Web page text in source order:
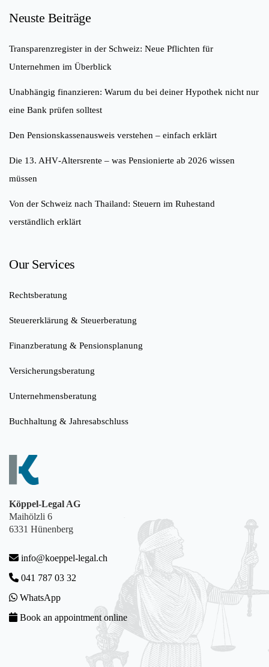
Neuste Beiträge
Transparenzregister in der Schweiz: Neue Pflichten für
Unternehmen im Überblick
Unabhängig finanzieren: Warum du bei deiner Hypothek nicht nur
eine Bank prüfen solltest
Den Pensionskassenausweis verstehen – einfach erklärt
Die 13. AHV‑Altersrente – was Pensionierte ab 2026 wissen
müssen
Von der Schweiz nach Thailand: Steuern im Ruhestand
verständlich erklärt
Our Services
Rechtsberatung
Steuererklärung & Steuerberatung
Finanzberatung & Pensionsplanung
Versicherungsberatung
Unternehmensberatung
Buchhaltung & Jahresabschluss
Köppel-Legal AG
Maihölzli 6
6331 Hünenberg
info@koeppel-legal.ch
041 787 03 32
WhatsApp
Book an appointment online